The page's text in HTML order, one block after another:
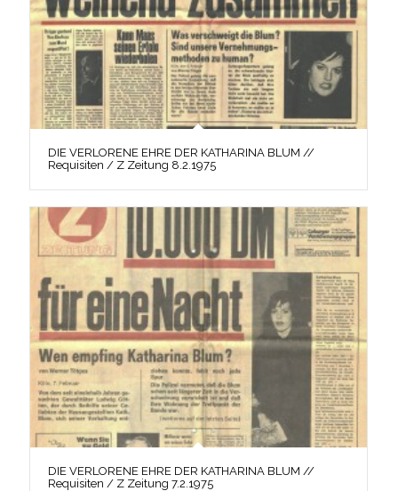
DIE VERLORENE EHRE DER KATHARINA BLUM //
Requisiten / Z Zeitung 8.2.1975
DIE VERLORENE EHRE DER KATHARINA BLUM //
Requisiten / Z Zeitung 7.2.1975